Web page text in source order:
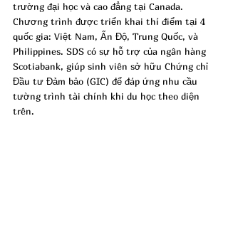
trường đại học và cao đẳng tại Canada.
Chương trình được triển khai thí điểm tại 4
quốc gia: Việt Nam, Ấn Độ, Trung Quốc, và
Philippines. SDS có sự hỗ trợ của ngân hàng
Scotiabank, giúp sinh viên sở hữu Chứng chỉ
Đầu tư Đảm bảo (GIC) để đáp ứng nhu cầu
tường trình tài chính khi du học theo diện
trên.